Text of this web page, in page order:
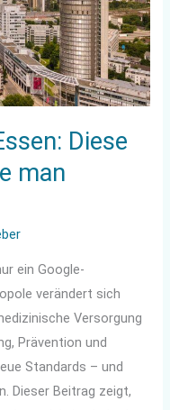
Diese
man
ein Google-
verändert sich
Versorgung
Prävention und
Standards – und
Dieser Beitrag zeigt,